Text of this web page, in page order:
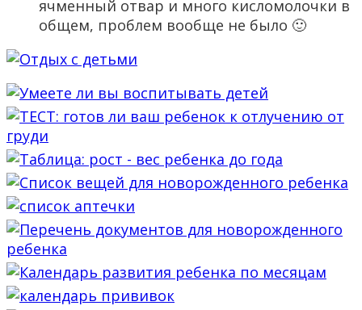
ячменный отвар и много кисломолочки в
общем, проблем вообще не было 🙂